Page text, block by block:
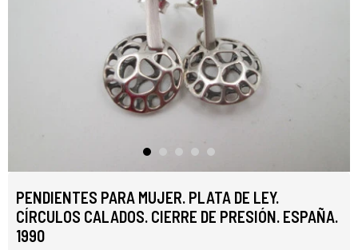
PENDIENTES PARA MUJER. PLATA DE LEY.
CÍRCULOS CALADOS. CIERRE DE PRESIÓN. ESPAÑA.
1990